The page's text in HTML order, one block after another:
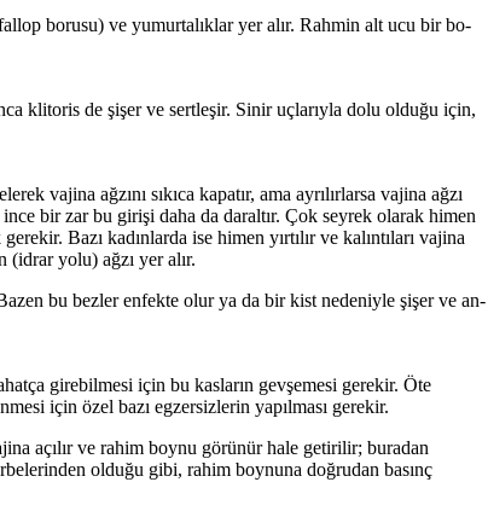
borusu) ve yumurta­lıklar yer alır. Rahmin alt ucu bir bo­
klitoris de şişer ve sertle­şir. Sinir uçlarıyla dolu olduğu için,
vajina ağzını sıkıca kapatır, ama ayrılırlarsa vajina ağzı
bir zar bu girişi daha da daraltır. Çok seyrek olarak hi­men
Bazı kadınlarda ise himen yırtılır ve ka­lıntıları vajina
(idrar yolu) ağzı yer alır.
bu bezler enfekte olur ya da bir kist nedeniyle şişer ve an­
girebilmesi için bu kasların gevşemesi gerekir. Öte
için özel bazı egzersiz­lerin yapılması gerekir.
açılır ve rahim boynu görünür hale getirilir; bura­dan
olduğu gibi, rahim boynuna doğrudan ba­sınç